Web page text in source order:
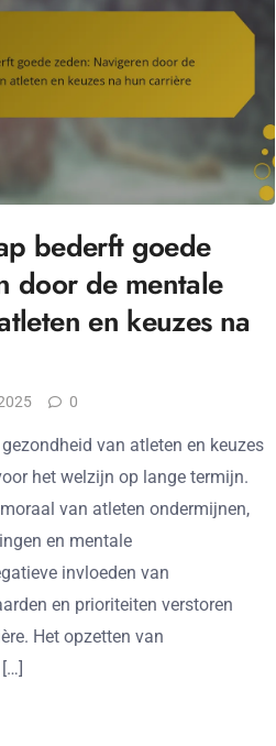
bederft goede
door de mentale
en keuzes na
0
van atleten en keuzes
het welzijn op lange termijn.
van atleten ondermijnen,
en mentale
invloeden van
en prioriteiten verstoren
Het opzetten van